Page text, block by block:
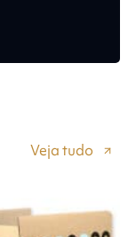
Veja tudo